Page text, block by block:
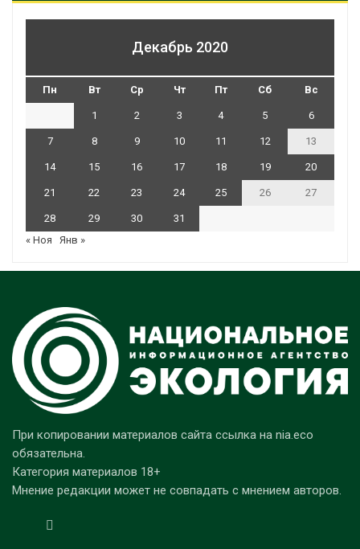
Декабрь 2020
Пн Вт Ср Чт Пт Сб Вс
1 2 3 4 5 6
7 8 9 10 11 12 13
14 15 16 17 18 19 20
21 22 23 24 25 26 27
28 29 30
31
« Ноя
Янв »
При копировании материалов сайта ссылка на nia.eco
обязательна.
Категория материалов 18+
Мнение редакции может не совпадать с мнением авторов.